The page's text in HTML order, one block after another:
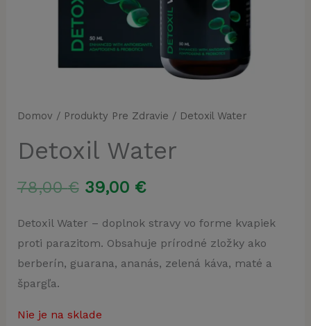
Domov / Produkty Pre Zdravie / Detoxil Water
Detoxil Water
78,00€ Pôvodná
cena
bola:
39,00 €Aktuálna
cena
je:
Detoxil Water – doplnok stravy vo forme kvapiek
proti parazitom. Obsahuje prírodné zložky ako
berberín, guarana, ananás, zelená káva, maté a
špargľa.
Nie je na sklade